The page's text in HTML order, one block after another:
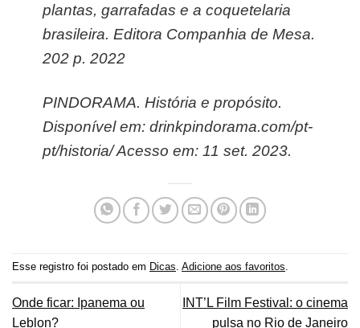
plantas, garrafadas e a coquetelaria
brasileira. Editora Companhia de Mesa.
202 p. 2022
PINDORAMA. História e propósito.
Disponível em: drinkpindorama.com/pt-
pt/historia/ Acesso em: 11 set. 2023.
Esse registro foi postado em Dicas. Adicione aos favoritos.
Onde ficar: Ipanema ou
Leblon?
INT’L Film Festival: o cinema
pulsa no Rio de Janeiro